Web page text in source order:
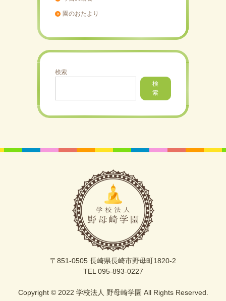
園のおたより
検索
検
索
〒851-0505 長崎県長崎市野母町1820-2
TEL 095-893-0227
Copyright © 2022 学校法人 野母崎学園 All Rights Reserved.